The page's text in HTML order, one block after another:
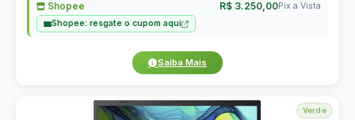
Shopee R$ 3.250,00Pix a Vista
Shopee: resgate o cupom aqui
Saiba Mais
Verde